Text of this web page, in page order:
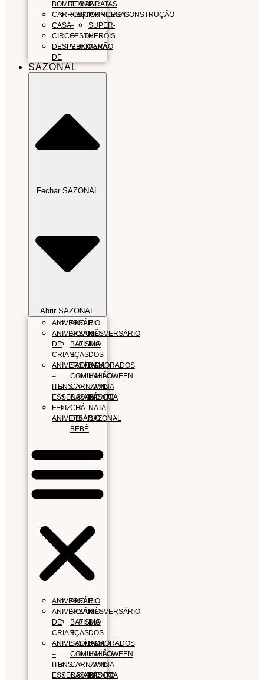
BOMBEIROS
CARROS|CORRIDAS|CONSTRUÇÃO
CASA
CIRCO
DESPEDIDA
DE
TEMA
FIESTA
–
FESTA
MEXICANA
PIRATAS
PRINCESAS
SUPER-
HERÓIS
VERÃO
SAZONAL
Fechar SAZONAL
Abrir SAZONAL
ANIVERSÁRIO
ANIVERSÁRIO
DE
CRIANÇAS
ANIVERSÁRIO
–
ITENS
ESSENCIAIS
FELIZ
ANIVERSÁRIO
ANO
NOVO
BATISMO
E
SAGRADA
COMUNHÃO
CARNAVAL
CASAMENTO
CHÁ
DE
BEBÊ
E
MÊSVERSÁRIO
DIA
DOS
NAMORADOS
HALLOWEEN
JUNINA
PÁSCOA
NATAL
SAZONAL
ANIVERSÁRIO
ANIVERSÁRIO
DE
CRIANÇAS
ANIVERSÁRIO
–
ITENS
ESSENCIAIS
ANO
NOVO
BATISMO
E
SAGRADA
COMUNHÃO
CARNAVAL
CASAMENTO
E
MÊSVERSÁRIO
DIA
DOS
NAMORADOS
HALLOWEEN
JUNINA
PÁSCOA